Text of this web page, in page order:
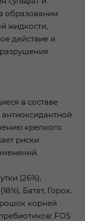
образовании
жидкости,
действие и
в составе
крепкого
риски
(26%),
Батат, Горох,
корней
FOS